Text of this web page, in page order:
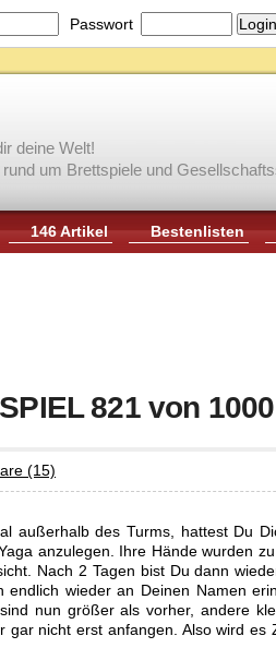
Passwort
deine Welt!
um Brettspiele und
146 Artikel Bestenlisten
821 von
(15)
außerhalb des Turms, hattest Du
anzulegen. Ihre Hände wurden
Nach 2 Tagen bist Du dann
wieder an Deinen Namen
nun größer als vorher, andere
nicht erst anfangen. Also wird es